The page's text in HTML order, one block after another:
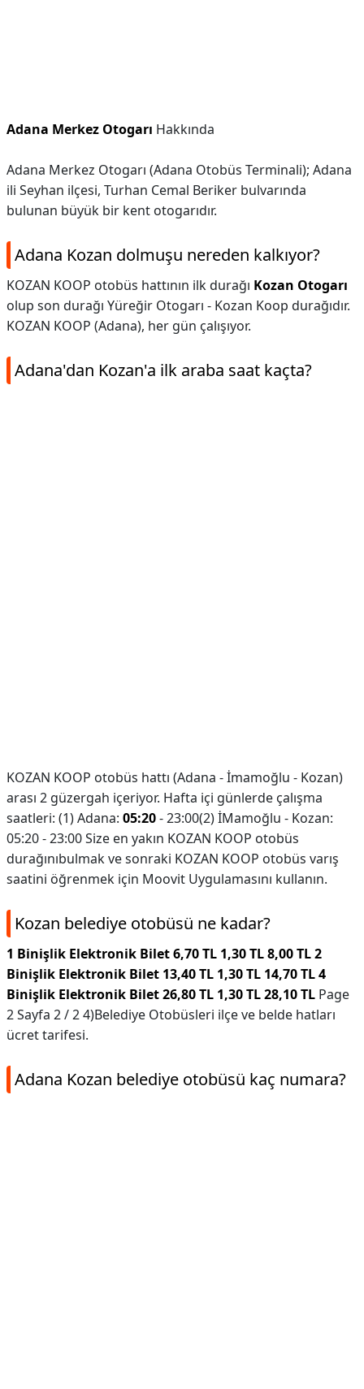
Adana Merkez Otogarı Hakkında
Adana Merkez Otogarı (Adana Otobüs Terminali); Adana
ili Seyhan ilçesi, Turhan Cemal Beriker bulvarında
bulunan büyük bir kent otogarıdır.
Adana Kozan dolmuşu nereden kalkıyor?
KOZAN KOOP otobüs hattının ilk durağı Kozan Otogarı
olup son durağı Yüreğir Otogarı - Kozan Koop durağıdır.
KOZAN KOOP (Adana), her gün çalışıyor.
Adana'dan Kozan'a ilk araba saat kaçta?
KOZAN KOOP otobüs hattı (Adana - İmamoğlu - Kozan)
arası 2 güzergah içeriyor. Hafta içi günlerde çalışma
saatleri: (1) Adana: 05:20- 23:00(2) İMamoğlu - Kozan:
05:20 - 23:00 Size en yakın KOZAN KOOP otobüs
durağınıbulmak ve sonraki KOZAN KOOP otobüs varış
saatini öğrenmek için Moovit Uygulamasını kullanın.
Kozan belediye otobüsü ne kadar?
1 Binişlik Elektronik Bilet 6,70 TL 1,30 TL 8,00 TL 2
Binişlik Elektronik Bilet 13,40 TL 1,30 TL 14,70 TL 4
Binişlik Elektronik Bilet 26,80 TL 1,30 TL 28,10 TL Page
2 Sayfa 2 / 2 4)Belediye Otobüsleri ilçe ve belde hatları
ücret tarifesi.
Adana Kozan belediye otobüsü kaç numara?